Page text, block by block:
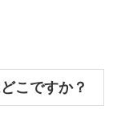
こですか？